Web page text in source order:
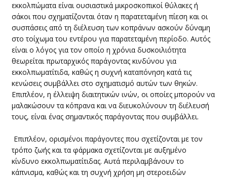
εκκολπώματα είναι ουσιαστικά μικροσκοπικοί θύλακες ή
σάκοι που σχηματίζονται όταν η παρατεταμένη πίεση και οι
συσπάσεις από τη διέλευση των κοπράνων ασκούν δύναμη
στο τοίχωμα του εντέρου για παρατεταμένη περίοδο. Αυτός
είναι ο λόγος για τον οποίο η χρόνια δυσκοιλιότητα
θεωρείται πρωταρχικός παράγοντας κινδύνου για
εκκολπωματίτιδα, καθώς η συχνή καταπόνηση κατά τις
κενώσεις συμβάλλει στο σχηματισμό αυτών των θηκών.
Επιπλέον, η έλλειψη διαιτητικών ινών, οι οποίες μπορούν να
μαλακώσουν τα κόπρανα και να διευκολύνουν τη διέλευσή
τους, είναι ένας σημαντικός παράγοντας που συμβάλλει.
Επιπλέον, ορισμένοι παράγοντες που σχετίζονται με τον
τρόπο ζωής και τα φάρμακα σχετίζονται με αυξημένο
κίνδυνο εκκολπωματίτιδας. Αυτά περιλαμβάνουν το
κάπνισμα, καθώς και τη συχνή χρήση μη στεροειδών